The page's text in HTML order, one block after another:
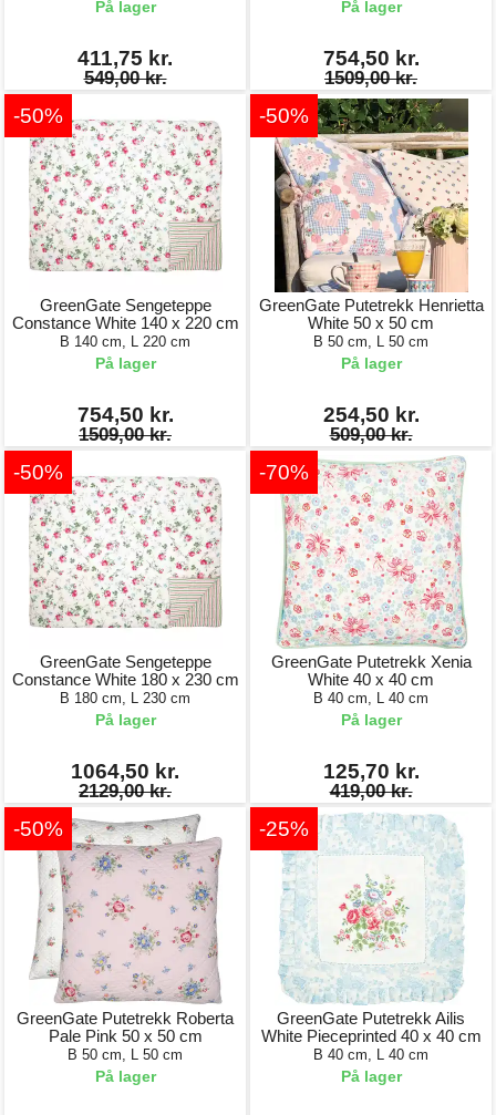
På lager
411,75 kr.
549,00 kr.
På lager
754,50 kr.
1509,00 kr.
-50%
GreenGate Sengeteppe
Constance White 140 x 220 cm
B 140 cm, L 220 cm
På lager
754,50 kr.
1509,00 kr.
-50%
GreenGate Putetrekk Henrietta
White 50 x 50 cm
B 50 cm, L 50 cm
På lager
254,50 kr.
509,00 kr.
-50%
GreenGate Sengeteppe
Constance White 180 x 230 cm
B 180 cm, L 230 cm
På lager
1064,50 kr.
2129,00 kr.
-70%
GreenGate Putetrekk Xenia
White 40 x 40 cm
B 40 cm, L 40 cm
På lager
125,70 kr.
419,00 kr.
-50%
GreenGate Putetrekk Roberta
Pale Pink 50 x 50 cm
B 50 cm, L 50 cm
På lager
-25%
GreenGate Putetrekk Ailis
White Pieceprinted 40 x 40 cm
B 40 cm, L 40 cm
På lager